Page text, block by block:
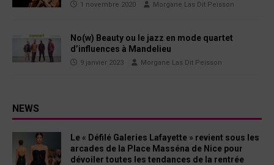
1 novembre 2020 Morgane Las Dit Peisson
No(w) Beauty ou le jazz en mode quartet
d’influences à Mandelieu
9 janvier 2023 Morgane Las Dit Peisson
NEWS
Le « Défilé Galeries Lafayette » revient sous les
arcades de la Place Masséna de Nice pour
dévoiler toutes les tendances de la rentrée